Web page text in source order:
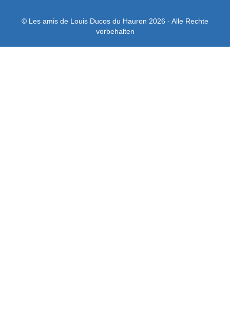
© Les amis de Louis Ducos du Hauron 2026 - Alle Rechte
vorbehalten